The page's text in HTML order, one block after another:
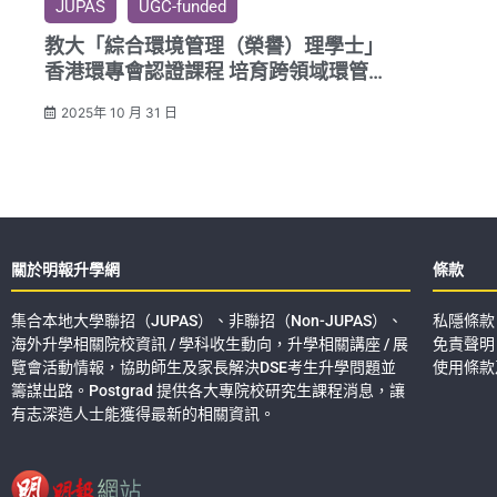
JUPAS UGC-funded
教大「綜合環境管理（榮譽）理學士」
香港環專會認證課程 培育跨領域環管專
2025年 10 月 31 日
關於明報升學網
集合本地大學聯招（JUPAS）、非聯招（Non-JUPAS）、
海外升學相關院校資訊 / 學科收生動向，升學相關講座 / 展
覽會活動情報，協助師生及家長解決DSE考生升學問題並
籌謀出路。Postgrad 提供各大專院校研究生課程消息，讓
有志深造人士能獲得最新的相關資訊。
條款
私隱條款
免責聲明
使用條